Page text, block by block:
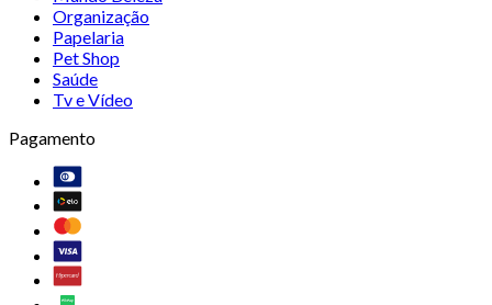
Organização
Papelaria
Pet Shop
Saúde
Tv e Vídeo
Pagamento